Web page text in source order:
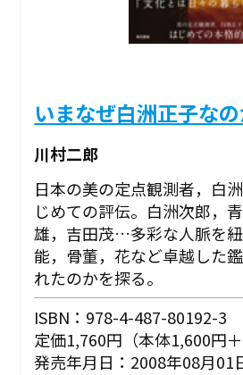
いまなぜ白洲正子な
川村二郎
日本の美の定点観測者，白
じめての評伝。白洲次郎，
雄，吉田茂…多彩な人脈を紐
能，骨董，花など卓越した
れたのかを探る。
ISBN：978-4-487-80192-3
定価1,760円（本体1,600円＋
発売年月日：2008年08月01